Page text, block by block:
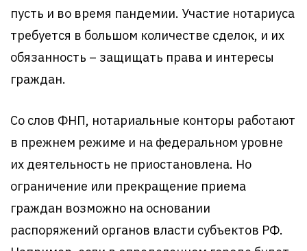
пусть и во время пандемии. Участие нотариуса
требуется в большом количестве сделок, и их
обязанность – защищать права и интересы
граждан.
Со слов ФНП, нотариальные конторы работают
в прежнем режиме и на федеральном уровне
их деятельность не приостановлена. Но
ограничение или прекращение приема
граждан возможно на основании
распоряжений органов власти субъектов РФ.